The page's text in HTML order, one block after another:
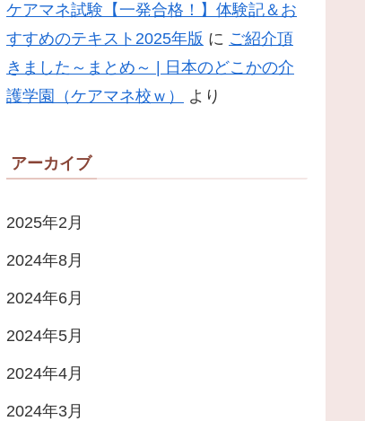
ケアマネ試験【一発合格！】体験記＆お
すすめのテキスト2025年版 に ご紹介頂
きました～まとめ～ | 日本のどこかの介
護学園（ケアマネ校ｗ）
より
アーカイブ
2025年2月
2024年8月
2024年6月
2024年5月
2024年4月
2024年3月